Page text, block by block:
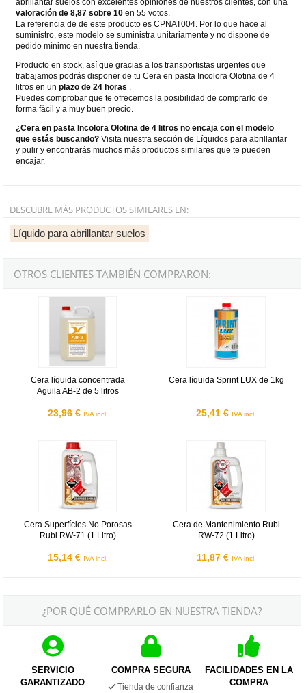
valoración de 8,87 sobre 10 en 55 votos.
La referencia de de este producto es CPNAT004. Por lo que hace al
suministro, este modelo se suministra unitariamente y no dispone de
pedido mínimo en nuestra tienda.
Producto en stock, así que gracias a los transportistas urgentes que
trabajamos podrás disponer de tu Cera en pasta Incolora Olotina de 4
litros en unplazo de 24 horas
Puedes comprobar que te ofrecemos la posibilidad de comprarlo de
forma fácil y a muy buen precio.
¿Cera en pasta Incolora Olotina de 4 litros no encaja con el modelo
que estás buscando? Visita nuestra sección de Líquidos para abrillantar
y pulir y encontrarás muchos más productos similares que te pueden
encajar.
DESCUBRE MÁS PRODUCTOS SIMILARES EN:
Líquido para abrillantar suelos
OTROS CLIENTES TAMBIÉN COMPRARON:
Cera líquida concentrada
Aguila AB-2 de 5 litros
23,96 € IVA incl.
Abrasivos Aguila AB-2
Cera líquida Sprint LUX de 1kg
25,41 € IVA incl.
Cera Superfícies No Porosas
Rubi RW-71 (1 Litro)
15,14 € IVA incl.
Cera Superfícies No Porosas Rubi RW-71 (1 Litro)
Cera de Mantenimiento Rubi
RW-72 (1 Litro)
11,87 € IVA incl.
Cera de Mantenimiento Rubi
¿POR QUÉ COMPRARLO EN NUESTRA TIENDA?
SERVICIO
GARANTIZADO
COMPRA SEGURA
Tienda de confianza
FACILIDADES EN LA
COMPRA